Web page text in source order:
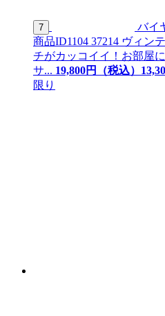
7 バイ
商品ID1104 37214 ヴィン
チがカッコイイ！お部屋
サ... 19,800円（税込） 13,
限り